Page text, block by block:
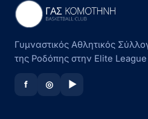
Γυμναστικός Αθλητικός
της Ροδόπης στην Elite
f ◎ ▶